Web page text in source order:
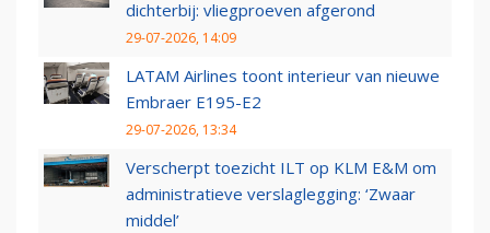
dichterbij: vliegproeven afgerond
29-07-2026, 14:09
LATAM Airlines toont interieur van nieuwe
Embraer E195-E2
29-07-2026, 13:34
Verscherpt toezicht ILT op KLM E&M om
administratieve verslaglegging: ‘Zwaar
middel’